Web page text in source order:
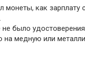
монеты, как
не было
на медную или